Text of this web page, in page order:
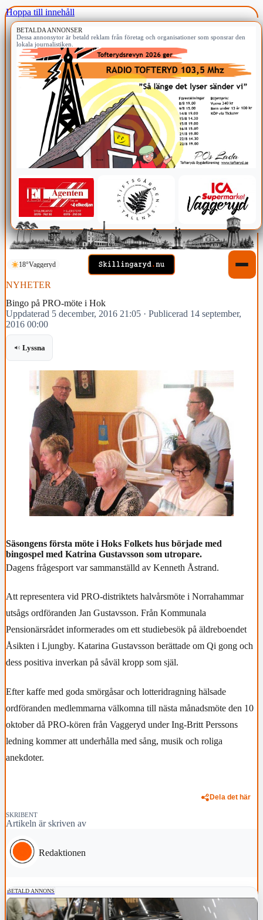
Hoppa till innehåll
BETALDA ANNONSER
Dessa annonsytor är betald reklam från företag och organisationer som sponsrar den
lokala journalistiken.
18°Vaggeryd
NYHETER
Bingo på PRO-möte i Hok
Uppdaterad 5 december, 2016 21:05 · Publicerad 14 september,
2016 00:00
Lyssna
Säsongens första möte i Hoks Folkets hus började med
bingospel med Katrina Gustavsson som utropare.
Dagens frågesport var sammanställd av Kenneth Åstrand.
Att representera vid PRO-distriktets halvårsmöte i Norrahammar
utsågs ordföranden Jan Gustavsson. Från Kommunala
Pensionärsrådet informerades om ett studiebesök på äldreboendet
Åsikten i Ljungby. Katarina Gustavsson berättade om Qi gong och
dess positiva inverkan på såväl kropp som själ.
Efter kaffe med goda smörgåsar och lotteridragning hälsade
ordföranden medlemmarna välkomna till nästa månadsmöte den 10
oktober då PRO-kören från Vaggeryd under Ing-Britt Perssons
ledning kommer att underhålla med sång, musik och roliga
anekdoter.
Dela det här
SKRIBENT
Artikeln är skriven av
Redaktionen
BETALD ANNONS